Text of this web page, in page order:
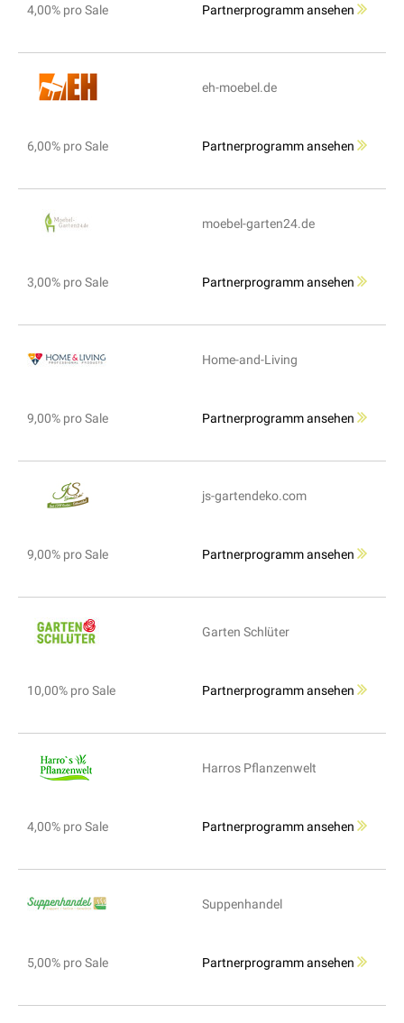
4,00% pro Sale Partnerprogramm ansehen
eh-moebel.de
6,00% pro Sale Partnerprogramm ansehen
moebel-garten24.de
3,00% pro Sale Partnerprogramm ansehen
Home-and-Living
9,00% pro Sale Partnerprogramm ansehen
js-gartendeko.com
9,00% pro Sale Partnerprogramm ansehen
Garten Schlüter
10,00% pro Sale Partnerprogramm ansehen
Harros Pflanzenwelt
4,00% pro Sale Partnerprogramm ansehen
Suppenhandel
5,00% pro Sale Partnerprogramm ansehen